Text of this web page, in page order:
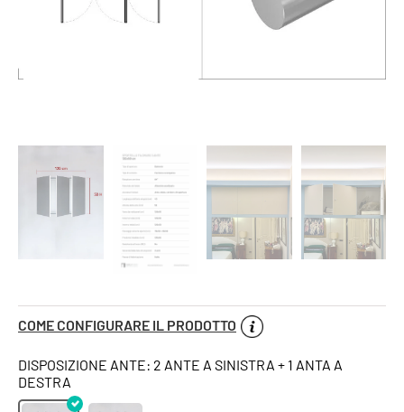
COME CONFIGURARE IL PRODOTTO
DISPOSIZIONE ANTE: 2 ANTE A SINISTRA + 1 ANTA A
DESTRA